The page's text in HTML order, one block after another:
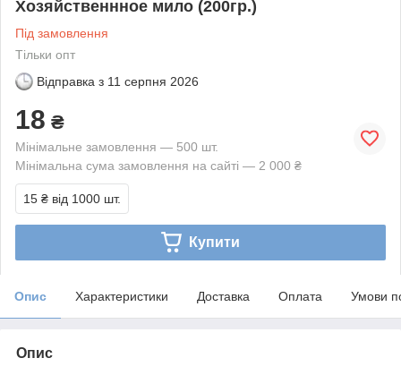
Хозяйственнное мило (200гр.)
Під замовлення
Тільки опт
Відправка з 11 серпня 2026
18 ₴
Мінімальне замовлення — 500 шт.
Мінімальна сума замовлення на сайті — 2 000 ₴
15 ₴ від 1000 шт.
Купити
Опис Характеристики Доставка Оплата Умови
Опис